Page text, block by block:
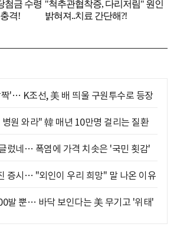
'… K조선, 美 배 띄울 구원투수로 등장
원 와라" 韓 매년 10만명 걸리는 질환
렀네… 폭염에 가격 치솟은 '국민 횟감'
증시… "외인이 우리 희망" 말 나온 이유
발 뿐… 바닥 보인다는 美 무기고 '위태'